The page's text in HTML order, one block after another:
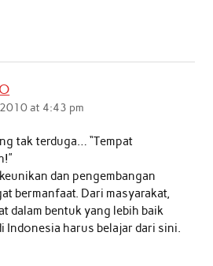
at 4:43 pm
tak terduga… “Tempat
dan pengembangan
bermanfaat. Dari masyarakat,
dalam bentuk yang lebih baik
Indonesia harus belajar dari sini.